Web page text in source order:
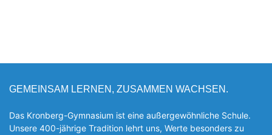
GEMEINSAM LERNEN, ZUSAMMEN WACHSEN.
Das Kronberg-Gymnasium ist eine außergewöhnliche Schule.
Unsere 400-jährige Tradition lehrt uns, Werte besonders zu